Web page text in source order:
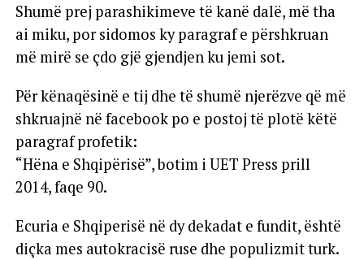
Shumë prej parashikimeve të kanë dalë, më tha
ai miku, por sidomos ky paragraf e përshkruan
më mirë se çdo gjë gjendjen ku jemi sot.
Për kënaqësinë e tij dhe të shumë njerëzve që më
shkruajnë në facebook po e postoj të plotë këtë
paragraf profetik:
“Hëna e Shqipërisë”, botim i UET Press prill
2014, faqe 90.
Ecuria e Shqiperisë në dy dekadat e fundit, është
diçka mes autokracisë ruse dhe populizmit turk.